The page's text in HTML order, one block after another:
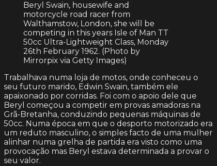
Beryl Swain, housewife and
motorcycle road racer from
Walthamstow, London, she will be
competing in this years Isle of Man TT
50cc Ultra-Lightweight Class, Monday
26th February 1962. (Photo by
Mirrorpix via Getty Images)
Trabalhava numa loja de motos, onde conheceu o
seu futuro marido, Edwin Swain, também ele
apaixonado por corridas. Foi com o apoio dele que
Beryl começou a competir em provas amadoras na
Grã-Bretanha, conduzindo pequenas máquinas de
50cc. Numa época em que o desporto motorizado era
um reduto masculino, o simples facto de uma mulher
alinhar numa grelha de partida era visto como uma
provocação mas Beryl estava determinada a provar o
seu valor.